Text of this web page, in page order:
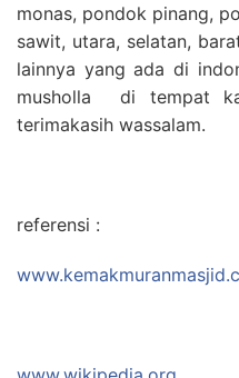
monas, pondok pinang,
sawit, utara, selatan,
lainnya yang ada di
musholla di tempat
terimakasih wassalam.
referensi :